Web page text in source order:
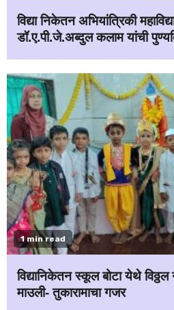
विद्या निकेतन अभियांत्रिकी
डॉ.ए.पी.जे.अब्दुल कलाम यांची
1 min read
विद्यानिकेतन स्कूल बोटा येथे विठ्ठल
माउली- तुकारामाचा गजर